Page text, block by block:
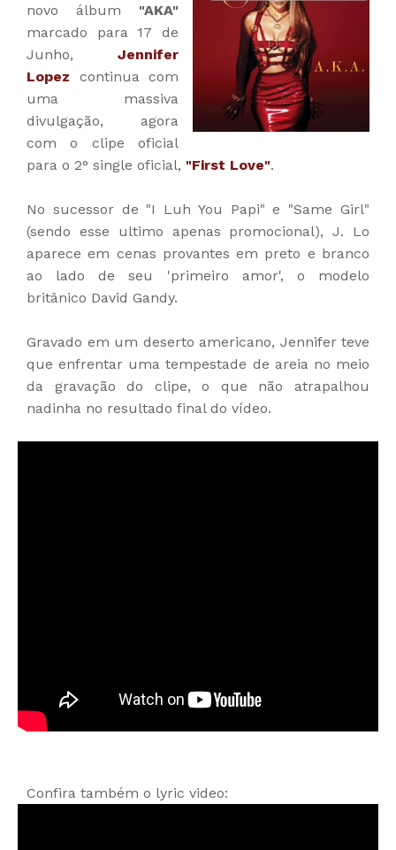
novo álbum "AKA"
marcado para 17 de
Junho, Jennifer
Lopez continua com
uma massiva
divulgação, agora
com o clipe oficial
para o 2° single oficial, "First Love".
No sucessor de "I Luh You Papi" e "Same Girl"
(sendo esse ultimo apenas promocional), J. Lo
aparece em cenas provantes em preto e branco
ao lado de seu 'primeiro amor', o modelo
britânico David Gandy.
Gravado em um deserto americano, Jennifer teve
que enfrentar uma tempestade de areia no meio
da gravação do clipe, o que não atrapalhou
nadinha no resultado final do vídeo.
Confira também o lyric video: